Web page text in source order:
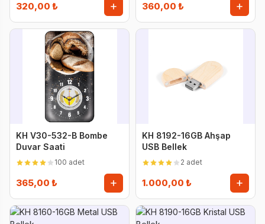
320,00 ₺ 360,00 ₺
KH V30-532-B Bombe
Duvar Saati
100 adet
365,00 ₺
KH 8192-16GB Ahşap
USB Bellek
2 adet
1.000,00 ₺